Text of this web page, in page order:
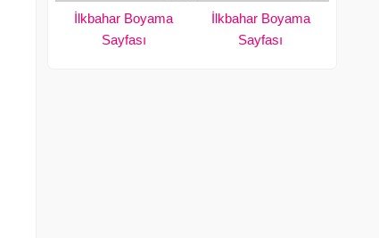
İlkbahar Boyama
Sayfası
İlkbahar Boyama
Sayfası